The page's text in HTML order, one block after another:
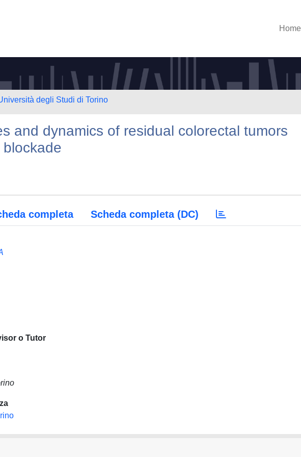
Home
degli Studi di Torino
and dynamics of residual colorectal tumors
completa Scheda completa (DC)
o Tutor